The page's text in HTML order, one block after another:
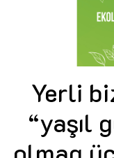
Yerli
“yaşıl